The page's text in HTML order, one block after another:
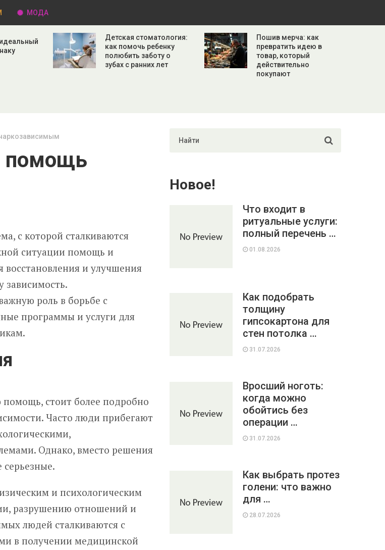
МОДА
Детская стоматология:
как помочь ребенку
полюбить заботу о
зубах с ранних лет
Пошив мерча: как
превратить идею в
товар, который
действительно
покупают
помощь
с которой сталкиваются
ситуации помощь и
и улучшения
зависимость.
роль в борьбе с
программы и услуги для
стоит более подробно
Часто люди прибегают
Однако, вместо решения
и психологическим
разрушению отношений и
людей сталкиваются с
в получении медицинской
Новое!
Что входит в
ритуальные услуги:
полный перечень …
01.08.2026
Как подобрать
толщину
гипсокартона для
стен потолка …
31.07.2026
Вросший ноготь:
когда можно
обойтись без
операции …
31.07.2026
Как выбрать протез
голени: что важно
для …
28.07.2026